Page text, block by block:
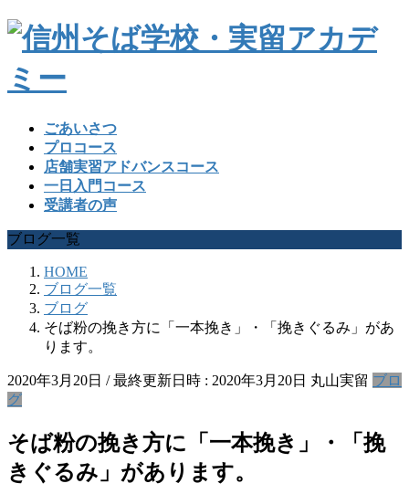
ごあいさつ
プロコース
店舗実習アドバンスコース
一日入門コース
受講者の声
ブログ一覧
HOME
ブログ一覧
ブログ
そば粉の挽き方に「一本挽き」・「挽きぐるみ」があ
ります。
2020年3月20日 / 最終更新日時 : 2020年3月20日 丸山実留 ブロ
グ
そば粉の挽き方に「一本挽き」・「挽
きぐるみ」があります。